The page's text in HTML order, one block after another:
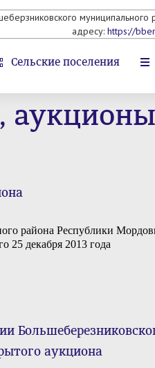
адресу: https://
Сельские поселения
аукционы
района Республики
25 декабря 2013 года
аукциона